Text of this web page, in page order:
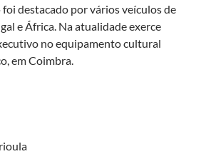
destacado por vários veículos de
e África. Na atualidade exerce
no equipamento cultural
em Coimbra.